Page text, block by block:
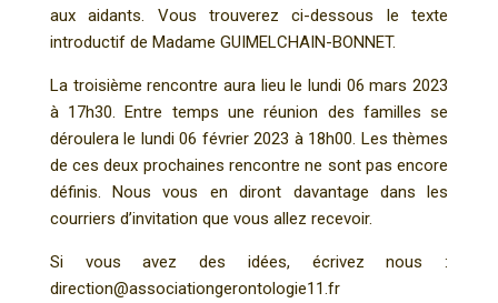
aux aidants. Vous trouverez ci-dessous le texte
introductif de Madame GUIMELCHAIN-BONNET.
La troisième rencontre aura lieu le lundi 06 mars 2023
à 17h30. Entre temps une réunion des familles se
déroulera le lundi 06 février 2023 à 18h00. Les thèmes
de ces deux prochaines rencontre ne sont pas encore
définis. Nous vous en diront davantage dans les
courriers d’invitation que vous allez recevoir.
Si vous avez des idées, écrivez nous :
direction@associationgerontologie11.fr